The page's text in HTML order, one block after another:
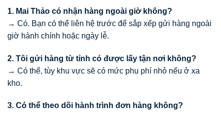
1. Mai Thảo có nhận hàng ngoài giờ không?
→ Có. Bạn có thể liên hệ trước để sắp xếp gửi hàng ngoài
giờ hành chính hoặc ngày lễ.
2. Tôi gửi hàng từ tỉnh có được lấy tận nơi không?
→ Có thể, tùy khu vực sẽ có mức phụ phí nhỏ nếu ở xa
kho.
3. Có thể theo dõi hành trình đơn hàng không?